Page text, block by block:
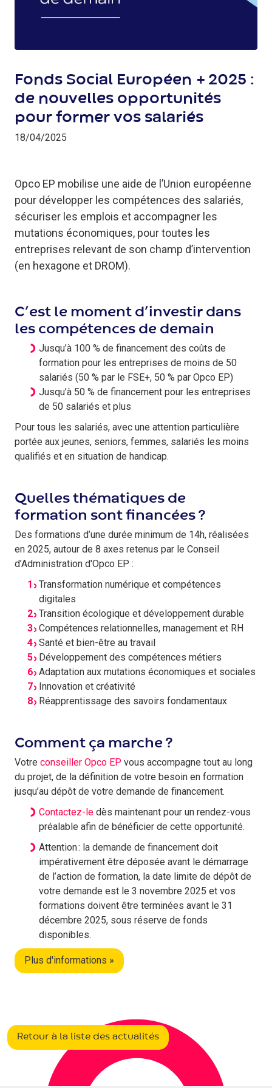
Fonds Social Européen + 2025 :
de nouvelles opportunités
pour former vos salariés
18/04/2025
Opco EP mobilise une aide de l’Union européenne
pour développer les compétences des salariés,
sécuriser les emplois et accompagner les
mutations économiques, pour toutes les
entreprises relevant de son champ d’intervention
(en hexagone et DROM).
C’est le moment d’investir dans
les compétences de demain
Jusqu’à 100 % de financement des coûts de
formation pour les entreprises de moins de 50
salariés (50 % par le FSE+, 50 % par Opco EP)
Jusqu’à 50 % de financement pour les entreprises
de 50 salariés et plus
Pour tous les salariés, avec une attention particulière
portée aux jeunes, seniors, femmes, salariés les moins
qualifiés et en situation de handicap.
Quelles thématiques de
formation sont financées ?
Des formations d’une durée minimum de 14h, réalisées
en 2025, autour de 8 axes retenus par le Conseil
d’Administration d'Opco EP :
Transformation numérique et compétences
digitales
Transition écologique et développement durable
Compétences relationnelles, management et RH
Santé et bien-être au travail
Développement des compétences métiers
Adaptation aux mutations économiques et sociales
Innovation et créativité
Réapprentissage des savoirs fondamentaux
Comment ça marche ?
Votre conseiller Opco EP vous accompagne tout au long
du projet, de la définition de votre besoin en formation
jusqu’au dépôt de votre demande de financement.
Contactez-le dès maintenant pour un rendez-vous
préalable afin de bénéficier de cette opportunité.
Attention : la demande de financement doit
impérativement être déposée avant le démarrage
de l’action de formation, la date limite de dépôt de
votre demande est le 3 novembre 2025 et vos
formations doivent être terminées avant le 31
décembre 2025, sous réserve de fonds
disponibles.
Plus d'informations »
Retour à la liste des actualités